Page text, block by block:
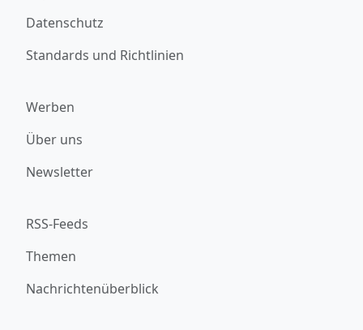
Datenschutz
Standards und Richtlinien
Werben
Über uns
Newsletter
RSS-Feeds
Themen
Nachrichtenüberblick